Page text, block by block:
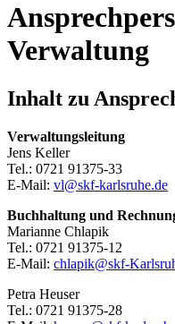
Verwaltung
Inhalt zu
Verwaltungsleitung
Jens Keller
Tel.: 0721 91375-33
E-Mail: vl@skf-karlsruhe.de
Buchhaltung und
Marianne Chlapik
Tel.: 0721 91375-12
E-Mail: chlapik@skf-
Petra Heuser
Tel.: 0721 91375-28